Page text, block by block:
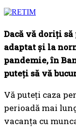
Dacă vă doriți
adaptat și la
pandemie, în
puteți să vă
Vă puteți caza
perioadă mai
vacanța cu